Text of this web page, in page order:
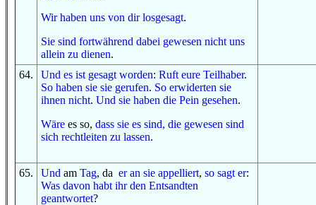
Wir haben uns von dirlosgesagt.
Sie sind fortwährend dabei gewesen nicht uns
allein zu dienen.
64. Und es ist gesagt worden: Ruft eure Teilhaber.
So haben sie sie gerufen. So erwiderten sie
ihnen nicht. Und sie haben die Pein gesehen.
Wäre es so, dass sie es sind, die gewesen sind
sich rechtleiten zu lassen.
65. Und am Tag, da er an sie appelliert, so sagt er:
Was davon habt ihr den Entsandten
geantwortet?